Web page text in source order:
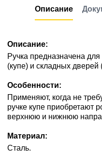
Описание
Описание:
Ручка предназначена
(купе) и складных дверей
Особенности:
Применяют, когда не
ручке купе приобретают
верхнюю и нижнюю
Материал:
Сталь.